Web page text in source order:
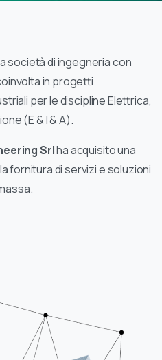
società di ingegneria con
in progetti
per le discipline Elettrica,
(E & I & A).
Srlha acquisito una
fornitura di servizi e soluzioni